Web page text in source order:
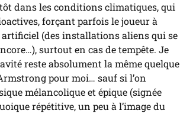
dans les conditions climatiques, qui
forçant parfois le joueur à
(des installations aliens qui se
surtout en cas de tempête. Je
reste absolument la même quelque
pour moi… sauf si l’on
mélancolique et épique (signée
répétitive, un peu à l’image du